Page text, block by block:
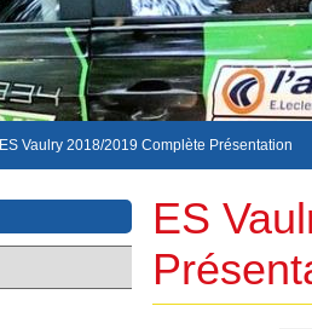
ES Vaulry 2018/2019 Complète Présentation
ES